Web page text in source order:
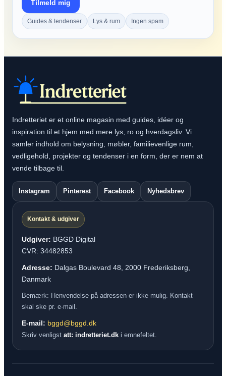
Tilmeld mig
Guides & tendenser Lys & rum Ingen spam
Indretteriet er et online magasin med guides, idéer og
inspiration til et hjem med mere lys, ro og hverdagsliv. Vi
samler indhold om belysning, møbler, familievenlige rum,
vedligehold, projekter og tendenser i en form, der er nem at
vende tilbage til.
Instagram Pinterest Facebook Nyhedsbrev
Kontakt & udgiver
Udgiver: BGGD Digital
CVR: 34482853
Adresse: Dalgas Boulevard 48, 2000 Frederiksberg,
Danmark
Bemærk: Henvendelse på adressen er ikke mulig. Kontakt
skal ske pr. e-mail.
E-mail: bggd@bggd.dk
Skriv venligst att: indretteriet.dk i emnefeltet.